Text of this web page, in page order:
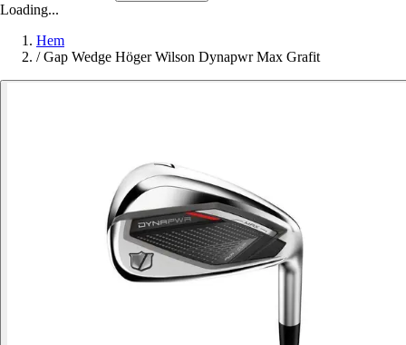
Loading...
Hem
/ Gap Wedge Höger Wilson Dynapwr Max Grafit